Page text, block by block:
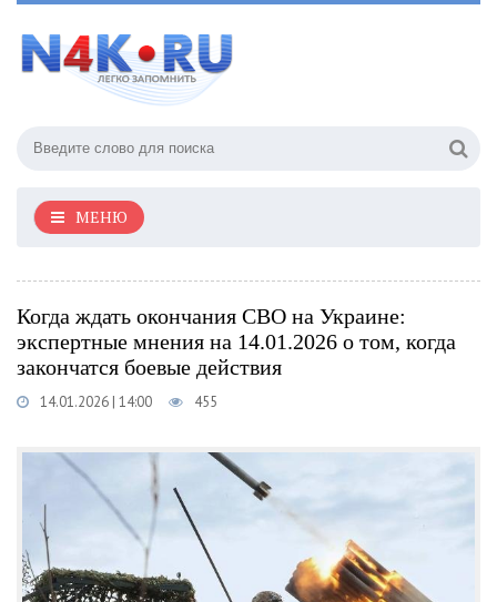
МЕНЮ
Когда ждать окончания СВО на Украине:
экспертные мнения на 14.01.2026 о том, когда
закончатся боевые действия
14.01.2026 | 14:00 455